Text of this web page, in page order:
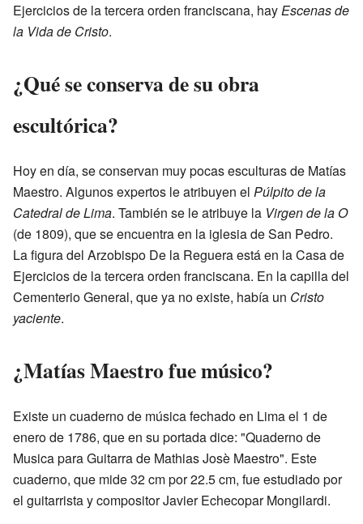
Ejercicios de la tercera orden franciscana, hayEscenas de
la Vida de Cristo.
¿Qué se conserva de su obra
escultórica?
Hoy en día, se conservan muy pocas esculturas de Matías
Maestro. Algunos expertos le atribuyen el Púlpito de la
Catedral de Lima. También se le atribuye la Virgen de la O
(de 1809), que se encuentra en la iglesia de San Pedro.
La figura del Arzobispo De la Reguera está en la Casa de
Ejercicios de la tercera orden franciscana. En la capilla del
Cementerio General, que ya no existe, había un Cristo
yaciente.
¿Matías Maestro fue músico?
Existe un cuaderno de música fechado en Lima el 1 de
enero de 1786, que en su portada dice: "Quaderno de
Musica para Guitarra de Mathias Josè Maestro". Este
cuaderno, que mide 32 cm por 22.5 cm, fue estudiado por
el guitarrista y compositor Javier Echecopar Mongilardi.